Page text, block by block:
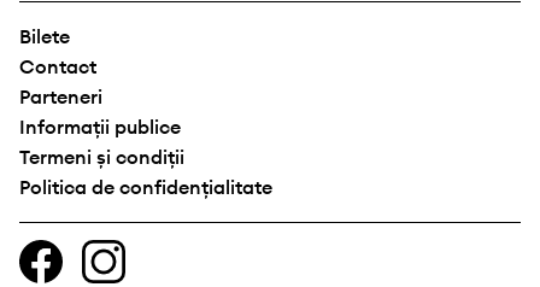
Bilete
Contact
Parteneri
Informații publice
Termeni și condiții
Politica de confidențialitate